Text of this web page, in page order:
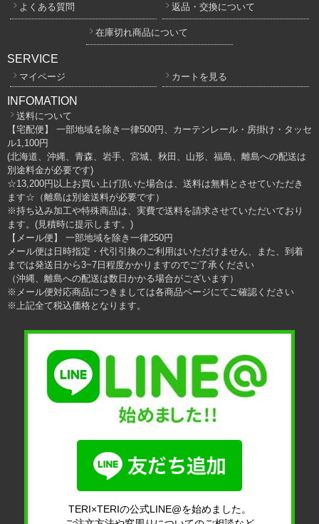
よくある質問 返品・交換について
在庫切れ商品について
SERVICE
マイページ カートを見る
INFOMATION
送料について
【宅配便】 一部地域を除き一律500円、カーテンレール・房掛け・タッセ
ル1,100円
(北海道、沖縄、青森、岩手、宮城、秋田、山形、福島、離島への配送は
別途料金が必要です)
☆13,200円以上お買い上げ頂いた場合は、送料は無料とさせていただき
ます☆（離島は別途送料が必要です）
※持ち込み加工や特殊商品は、実費で送料を請求させていただいており
ます。(見積時に提示します。)
【メール便】 一部地域を除き一律250円
メール便は日時指定・代引引換のご利用はいただけません、また、到着
までは発送日から3~7日程度かかりますのでご了承ください
（沖縄、離島への配送は数日かかる場合がございます）
※メール便対応商品につきましては各商品ページにてご確認ください
※上記全て税込価格となります。
TERI×TERIの公式LINE@を始めました。